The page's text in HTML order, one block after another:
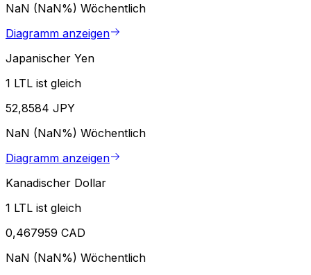
NaN (NaN%) Wöchentlich
Diagramm anzeigen
Japanischer Yen
1 LTL ist gleich
52,8584 JPY
NaN (NaN%) Wöchentlich
Diagramm anzeigen
Kanadischer Dollar
1 LTL ist gleich
0,467959 CAD
NaN (NaN%) Wöchentlich